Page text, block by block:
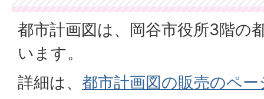
都市計画図は、岡谷市役所3階の
います。
詳細は、 都市計画図の販売のペー